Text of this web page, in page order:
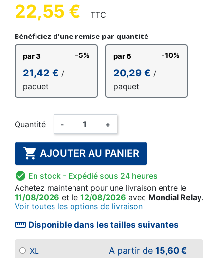
22,55 € TTC
Bénéficiez d'une remise par quantité
par 3 -5%
21,42 € /
paquet
par 6 -10%
20,29 € /
paquet
Quantité - +
 AJOUTER AU PANIER
 En stock - Expédié sous 24 heures
Achetez maintenant pour une livraison entre le
11/08/2026 et le 12/08/2026 avec Mondial Relay.
Voir toutes les options de livraison
straighten Disponible dans les tailles suivantes
XL A partir de 15,60 €